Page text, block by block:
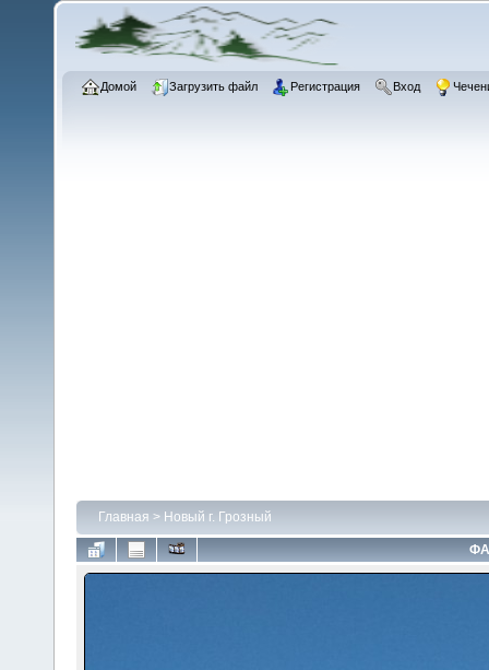
Домой Загрузить файл Регистрация Вход
Главная > Новый г. Грозный